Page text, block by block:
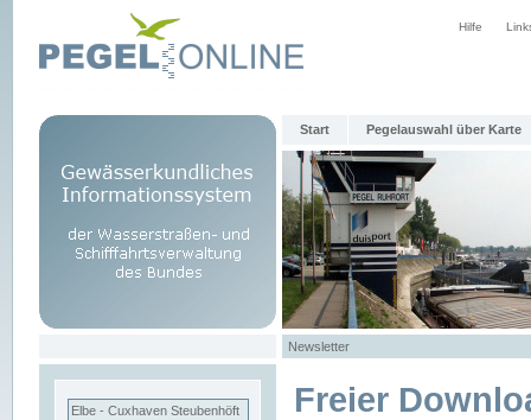
Hilfe
Start Pegelauswahl über Karte
Newsletter
Elbe - Cuxhaven Steubenhöft Freier